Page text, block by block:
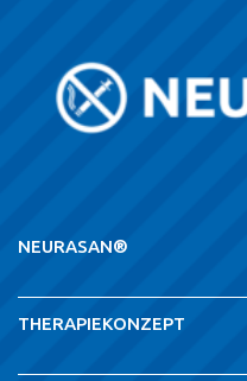
NEURASAN®
THERAPIEKONZEPT